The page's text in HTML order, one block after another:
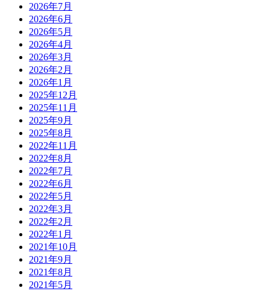
2026年7月
2026年6月
2026年5月
2026年4月
2026年3月
2026年2月
2026年1月
2025年12月
2025年11月
2025年9月
2025年8月
2022年11月
2022年8月
2022年7月
2022年6月
2022年5月
2022年3月
2022年2月
2022年1月
2021年10月
2021年9月
2021年8月
2021年5月